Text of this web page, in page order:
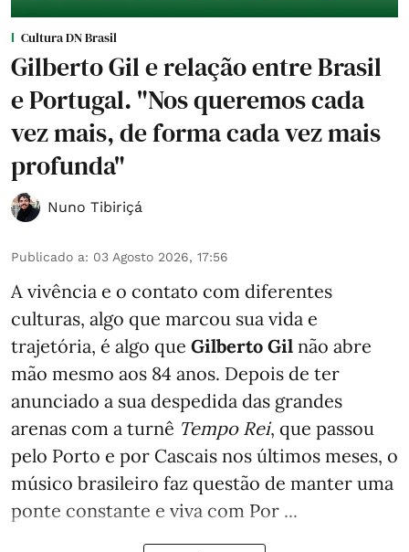
Cultura DN Brasil
Gilberto Gil e relação entre Brasil
e Portugal. "Nos queremos cada
vez mais, de forma cada vez mais
profunda"
Nuno Tibiriçá
Publicado a: 03 Agosto 2026, 17:56
A vivência e o contato com diferentes
culturas, algo que marcou sua vida e
trajetória, é algo que Gilberto Gil não abre
mão mesmo aos 84 anos. Depois de ter
anunciado a sua despedida das grandes
arenas com a turnê Tempo Rei, que passou
pelo Porto e por Cascais nos últimos meses, o
músico brasileiro faz questão de manter uma
ponte constante e viva com Por ...